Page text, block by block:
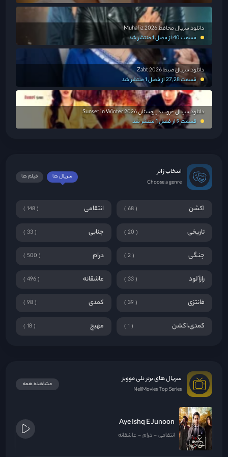
دانلود سریال محافظ Muhafiz 2026
قسمت 40 از فصل 1 منتشر شد
دانلود سریال ضبط Zabt 2026
قسمت 27,28 از فصل 1 منتشر شد
دانلود سریال غروب در زمستان Sunset in Winter 2026
قسمت 9 از فصل 1 منتشر شد
انتخاب ژانر
Choose a genre
فیلم ها سریال ها
اکشن 68 انتقامی 148
تاریخی 20 جنایی 33
جنگی 2 درام 500
رازآلود 33 عاشقانه 496
فانتزی 39 کمدی 98
کمدی،اکشن 1 مهیج 18
سریال های برتر نلی موویز
NeliMovies Top Series
مشاهده همه
Aye Ishq E Junoon
انتقامی درام عاشقانه